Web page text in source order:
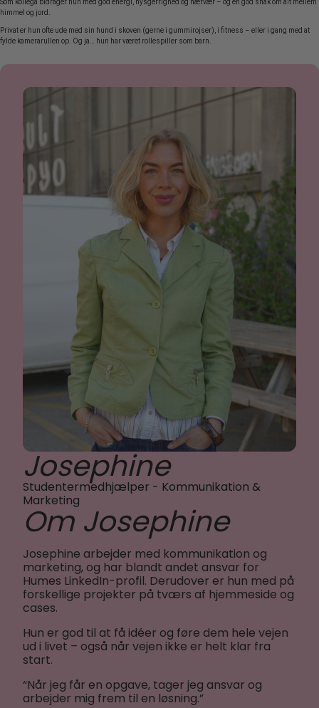
Som kollega bidrager hun med god energi, nysgerrighed og nærvær – og en god snak om alt mellem
himmel og jord.
Privat er hun ofte ude med sin hund i skoven (gerne i gummirojser), i fitness – eller i gang med at
fylde kamerarullen op. Og ja… hun har været rollespiller som barn.
Josephine
Studentermedhjælper - Kommunikation &
Marketing
Om Josephine
Josephine arbejder med kommunikation og
marketing, og har blandt andet ansvar for
Humes LinkedIn-profil. Derudover er hun med på
forskellige projekter på tværs af hjemmeside og
cases.
Hun er god til at få idéer og føre dem hele vejen
ud i livet – også når vejen ikke er helt klar fra
start.
“Når jeg får en opgave, tager jeg ansvar og
arbejder mig frem til en løsning.”